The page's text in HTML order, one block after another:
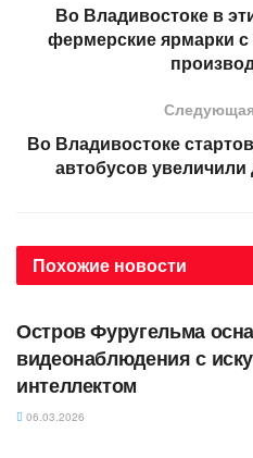
Во Владивостоке в
фермерские ярмарки
Во Владивостоке
автобусов
Похожие новости
АВТОРСКОЕ
Остров Фуругельма
видеонаблюдения с
интеллектом
06.03.2026